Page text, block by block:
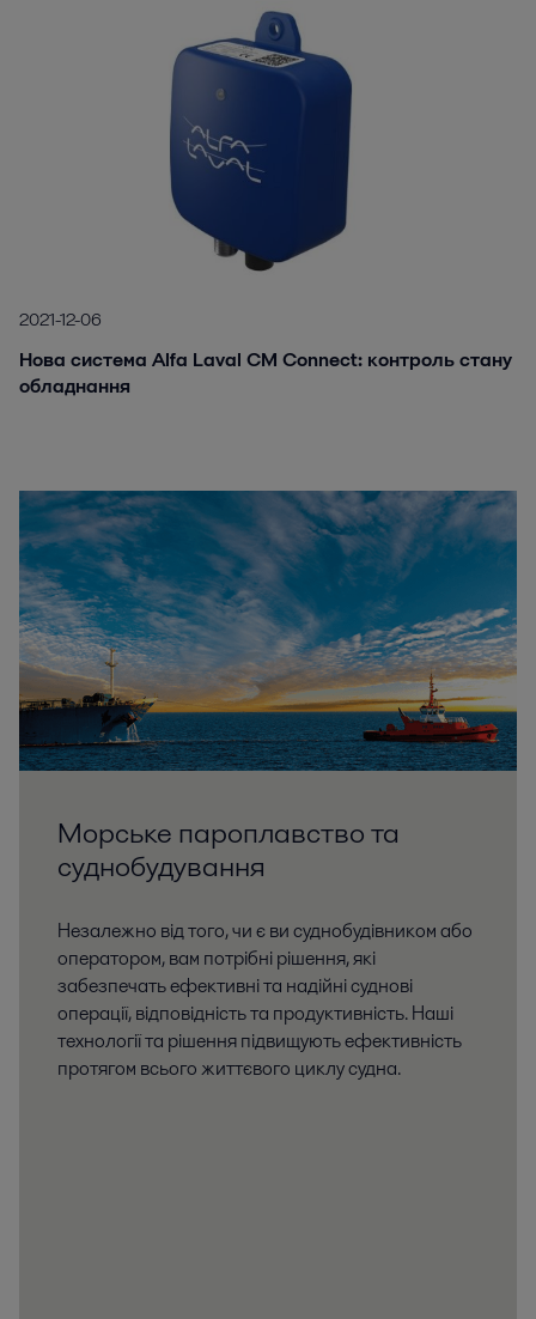
2021-12-06
Нова система Alfa Laval CM Connect: контроль стану
обладнання
Морське пароплавство та
суднобудування
Незалежно від того, чи є ви суднобудівником або
оператором, вам потрібні рішення, які
забезпечать ефективні та надійні суднові
операції, відповідність та продуктивність. Наші
технології та рішення підвищують ефективність
протягом всього життєвого циклу судна.